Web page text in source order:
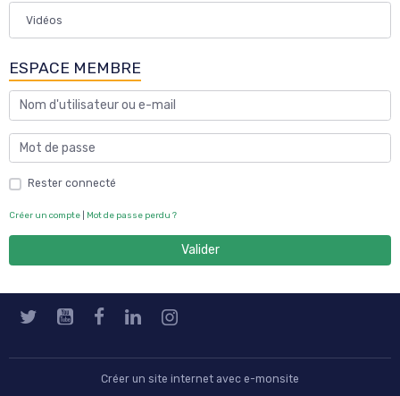
Vidéos
ESPACE MEMBRE
Rester connecté
Créer un compte Mot de passe perdu ?
Valider
Créer un site internet avec e-monsite